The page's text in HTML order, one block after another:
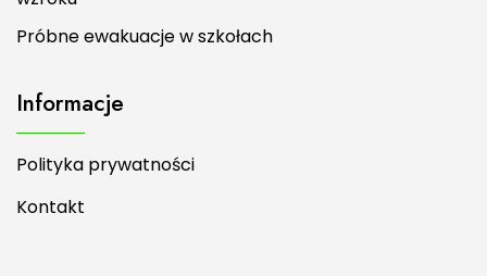
Próbne ewakuacje w szkołach
Informacje
Polityka prywatności
Kontakt